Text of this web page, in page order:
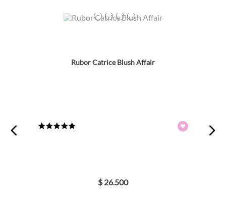
Rubor Catrice Blush Affair
$ 26.500